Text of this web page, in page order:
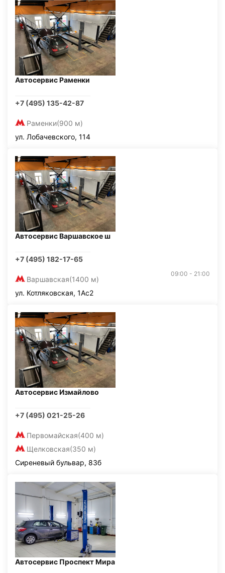
Автосервис Раменки
+7 (495) 135-42-87
Раменки(900 м)
ул. Лобачевского, 114
Автосервис Варшавское ш
+7 (495) 182-17-65
Варшавская(1400 м)
09:00 - 21:00
ул. Котляковская, 1Ас2
Автосервис Измайлово
+7 (495) 021-25-26
Первомайская(400 м)
Щелковская(350 м)
Сиреневый бульвар, 83б
Автосервис Проспект Мира